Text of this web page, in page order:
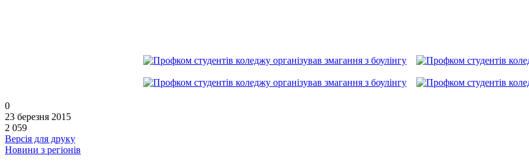
0
23 березня 2015
2 059
Версія для друку
Новини з регіонів